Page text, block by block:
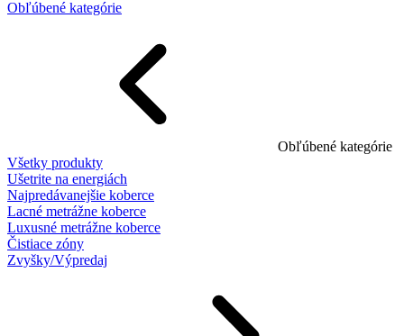
Obľúbené kategórie
Obľúbené kategórie
Všetky produkty
Ušetrite na energiách
Najpredávanejšie koberce
Lacné metrážne koberce
Luxusné metrážne koberce
Čistiace zóny
Zvyšky/Výpredaj